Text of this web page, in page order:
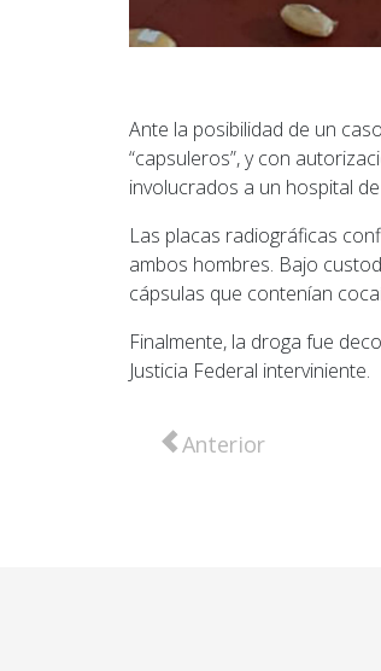
Ante la posibilidad de un
“capsuleros”, y con
involucrados a un hospital
Las placas radiográficas
ambos hombres. Bajo
cápsulas que contenían
Finalmente, la droga fue
Justicia Federal interviniente.
Artículo anterior:
Anterior